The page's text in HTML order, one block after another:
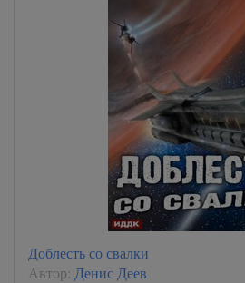
Доблесть со свалки
Автор: Денис Деев